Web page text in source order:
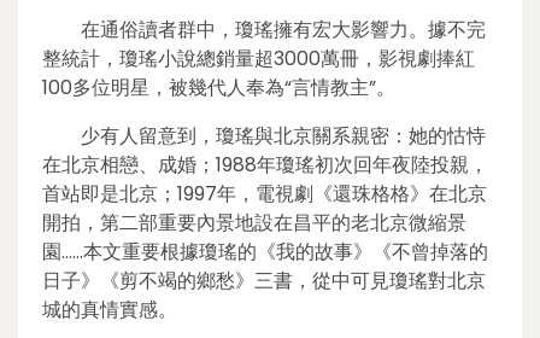
在通俗讀者群中，瓊瑤擁有宏大影響力。據不完
整統計，瓊瑤小說總銷量超3000萬冊，影視劇捧紅
100多位明星，被幾代人奉為“言情教主”。
少有人留意到，瓊瑤與北京關系親密：她的怙恃
在北京相戀、成婚；1988年瓊瑤初次回年夜陸投親，
首站即是北京；1997年，電視劇《還珠格格》在北京
開拍，第二部重要內景地設在昌平的老北京微縮景
園……本文重要根據瓊瑤的《我的故事》《不曾掉落的
日子》《剪不竭的鄉愁》三書，從中可見瓊瑤對北京
城的真情實感。